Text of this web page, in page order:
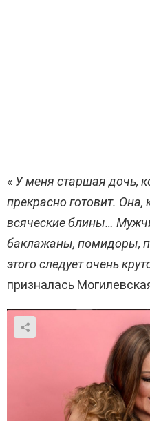
« У меня старшая дочь,
прекрасно готовит. Она,
всяческие блины…
баклажаны, помидоры,
этого следует очень
призналась